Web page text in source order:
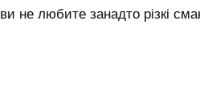
не любите занадто різкі